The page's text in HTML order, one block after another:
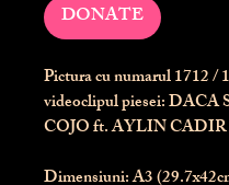
DONATE
Pictura cu numarul1712/
videoclipul piesei:
COJO ft. AYLIN CADIR
Dimensiuni: A3